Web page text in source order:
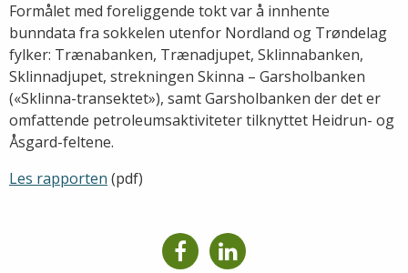
Formålet med foreliggende tokt var å innhente
bunndata fra sokkelen utenfor Nordland og Trøndelag
fylker: Trænabanken, Trænadjupet, Sklinnabanken,
Sklinnadjupet, strekningen Skinna – Garsholbanken
(«Sklinna-transektet»), samt Garsholbanken der det er
omfattende petroleumsaktiviteter tilknyttet Heidrun- og
Åsgard-feltene.
Les rapporten (pdf)